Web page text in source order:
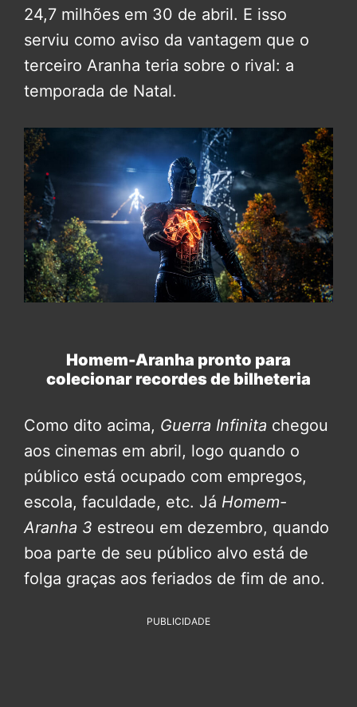
24,7 milhões em 30 de abril. E isso
serviu como aviso da vantagem que o
terceiro Aranha teria sobre o rival: a
temporada de Natal.
Homem-Aranha pronto para
colecionar recordes de bilheteria
Como dito acima, Guerra Infinita chegou
aos cinemas em abril, logo quando o
público está ocupado com empregos,
escola, faculdade, etc. Já Homem-
Aranha 3 estreou em dezembro, quando
boa parte de seu público alvo está de
folga graças aos feriados de fim de ano.
PUBLICIDADE